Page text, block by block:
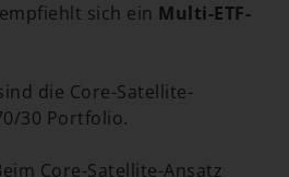
sich ein Multi-ETF-
die Core-Satellite-
30 Portfolio.
Core-Satellite-Ansatz